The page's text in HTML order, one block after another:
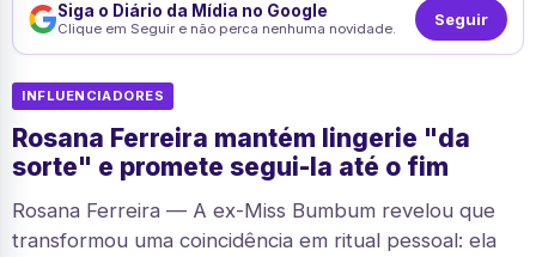
Siga o Diário da Mídia no Google
Clique em Seguir e não perca nenhuma novidade. Seguir
INFLUENCIADORES
Rosana Ferreira mantém lingerie "da
sorte" e promete segui-la até o fim
Rosana Ferreira — A ex-Miss Bumbum revelou que
transformou uma coincidência em ritual pessoal: ela